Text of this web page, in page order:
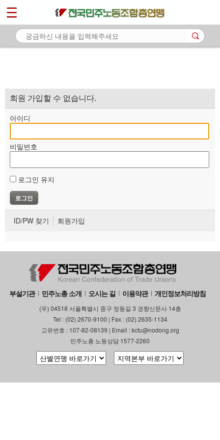
회원 가입할 수 없습니다.
아이디
비밀번호
로그인 유지
ID/PW 찾기 회원가입
부설기관 민주노총 소개 오시는 길 이용약관 개인정보처리방침
(우) 04518 서울특별시 중구 정동길 3 경향신문사 14층
Tel : (02) 2670-9100 | Fax : (02) 2635-1134
고유번호 : 107-82-08139 | Email : kctu@nodong.org
민주노총 노동상담 1577-2260
마이페이지
소개
자료
부설기관